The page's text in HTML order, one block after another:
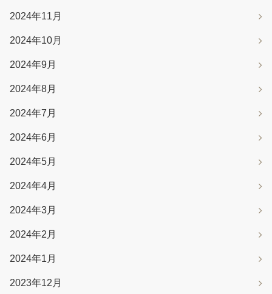
2024年11月
2024年10月
2024年9月
2024年8月
2024年7月
2024年6月
2024年5月
2024年4月
2024年3月
2024年2月
2024年1月
2023年12月